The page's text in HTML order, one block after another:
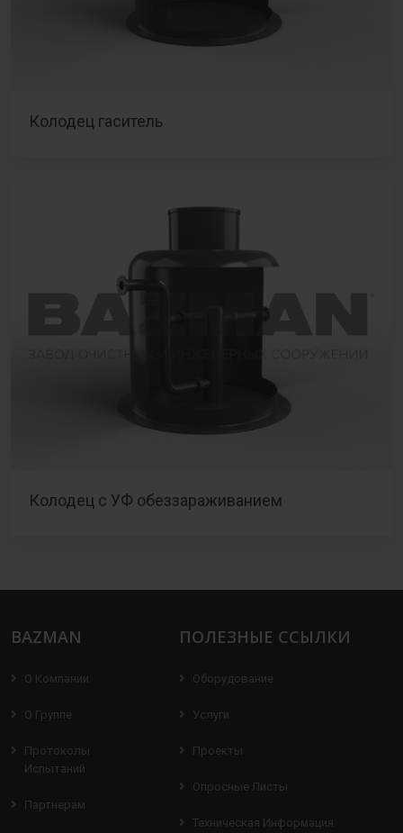
Колодец гаситель
Колодец с УФ обеззараживанием
BAZMAN
О Компании
О Группе
Протоколы
Испытаний
Партнерам
ПОЛЕЗНЫЕ ССЫЛКИ
Оборудование
Услуги
Проекты
Опросные Листы
Техническая Информация